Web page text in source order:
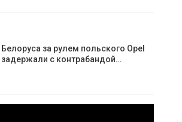
Белоруса за рулем польского Opel
задержали с контрабандой…